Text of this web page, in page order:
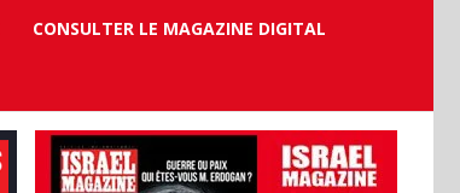
CONSULTER LE MAGAZINE DIGITAL